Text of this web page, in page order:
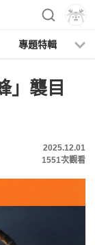
專題特輯
」襲目
2025.12.01
1551次觀看